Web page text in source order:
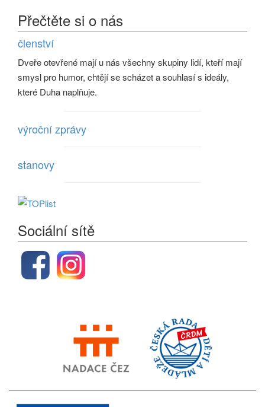
Přečtěte si o nás
členství
Dveře otevřené mají u nás všechny skupiny lidí, kteří mají
smysl pro humor, chtějí se scházet a souhlasí s ideály,
které Duha naplňuje.
výroční zprávy
stanovy
Sociální sítě